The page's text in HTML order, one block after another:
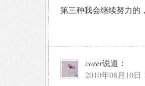
第三种我会继续努力的
corer说道：
2010年08月10日